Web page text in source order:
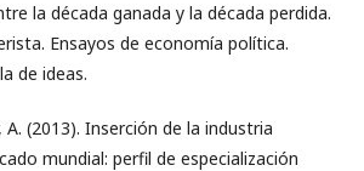
la década ganada y la década perdida.
Ensayos de economía política.
de ideas.
A. (2013). Inserción de la industria
mundial: perfil de especialización